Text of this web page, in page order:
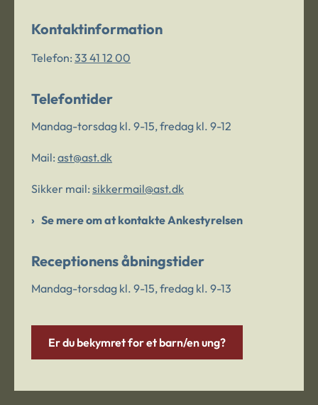
Kontaktinformation
Telefon: 33 41 12 00
Telefontider
Mandag-torsdag kl. 9-15, fredag kl. 9-12
Mail: ast@ast.dk
Sikker mail: sikkermail@ast.dk
Se mere om at kontakte Ankestyrelsen
Receptionens åbningstider
Mandag-torsdag kl. 9-15, fredag kl. 9-13
Er du bekymret for et barn/en ung?